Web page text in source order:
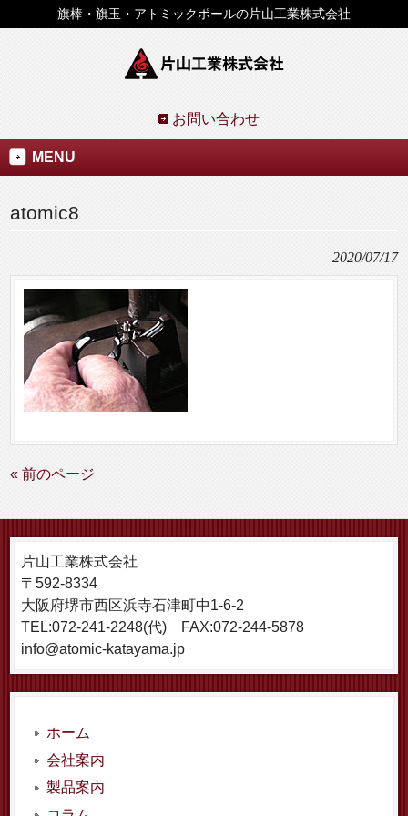
旗棒・旗玉・アトミックポールの片山工業株式会社
お問い合わせ
MENU
atomic8
2020/07/17
« 前のページ
片山工業株式会社
〒592-8334
大阪府堺市西区浜寺石津町中1-6-2
TEL:072-241-2248(代) FAX:072-244-5878
info@atomic-katayama.jp
ホーム
会社案内
製品案内